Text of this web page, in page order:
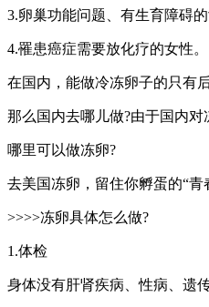
3.卵巢功能问题、有生育障碍的
4.罹患癌症需要放化疗的女性。
在国内，能做冷冻卵子的只有
那么国内去哪儿做?由于国内
哪里可以做冻卵?
去美国冻卵，留住你孵蛋的“青
>>>>冻卵具体怎么做?
1.体检
身体没有肝肾疾病、性病、遗